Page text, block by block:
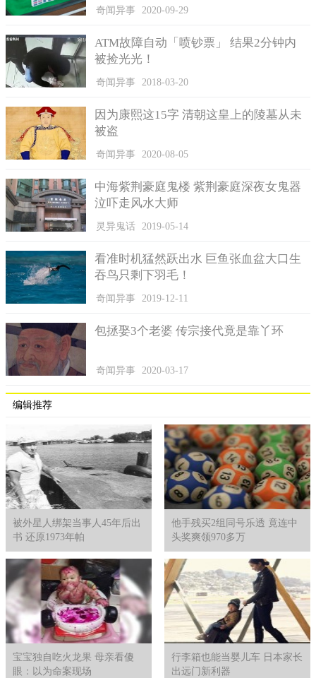
台湾第二高峰雪山也在清晨下雪了。
玉山这场雪在9点50分停，累计积雪0.5厘米。预报员林定宜
表示，玉山在1953年开始观测纪录，过往以冬季区间资料分析，
只要落在11月8日到12月24日之间降雪都算正常，像是2004年飘
初雪日为12月24日，以今年（2020）12月21日降初雪还不算最
晚。
奇闻异事 2020-09-29
ATM故障自动「喷钞票」 结果2分钟内
被捡光光！
奇闻异事 2018-03-20
因为康熙这15字 清朝这皇上的陵墓从未
被盗
奇闻异事 2020-08-05
中海紫荆豪庭鬼楼 紫荆豪庭深夜女鬼器
泣吓走风水大师
灵异鬼话 2019-05-14
看准时机猛然跃出水 巨鱼张血盆大口生
吞鸟只剩下羽毛！
奇闻异事 2019-12-11
包拯娶3个老婆 传宗接代竟是靠丫环
奇闻异事 2020-03-17
编辑推荐
被外星人绑架当事人45年后出
书 还原1973年帕
他手残买2组同号乐透 竟连中
头奖爽领970多万
宝宝独自吃火龙果 母亲看傻
眼：以为命案现场
行李箱也能当婴儿车 日本家长
出远门新利器